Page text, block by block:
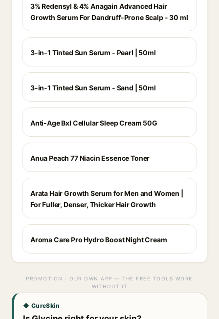
3% Redensyl & 4% Anagain Advanced Hair
Growth Serum For Dandruff-Prone Scalp - 30 ml
3-in-1 Tinted Sun Serum - Pearl | 50ml
3-in-1 Tinted Sun Serum - Sand | 50ml
Anti-Age Bxl Cellular Sleep Cream 50G
Anua Peach 77 Niacin Essence Toner
Arata Hair Growth Serum for Men and Women |
For Fuller, Denser, Thicker Hair Growth
Aroma Care Pro Hydro Boost Night Cream
PROMOTION · OUR OWN APP — THE FREE TOOLS WORK
WITHOUT IT
◆ CureSkin